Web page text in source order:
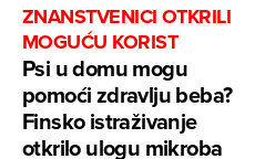
ZNANSTVENICI OTKRILI
MOGUĆU KORIST
Psi u domu mogu
pomoći zdravlju beba?
Finsko istraživanje
otkrilo ulogu mikroba